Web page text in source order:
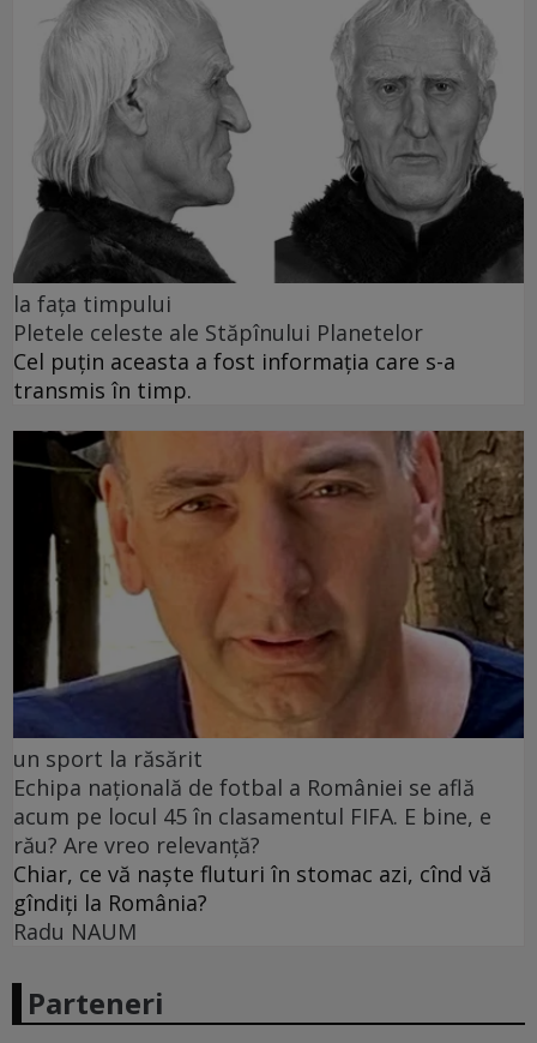
la fața timpului
Pletele celeste ale Stăpînului Planetelor
Cel puţin aceasta a fost informaţia care s-a
transmis în timp.
un sport la răsărit
Echipa națională de fotbal a României se află
acum pe locul 45 în clasamentul FIFA. E bine, e
rău? Are vreo relevanță?
Chiar, ce vă naște fluturi în stomac azi, cînd vă
gîndiți la România?
Radu NAUM
Parteneri